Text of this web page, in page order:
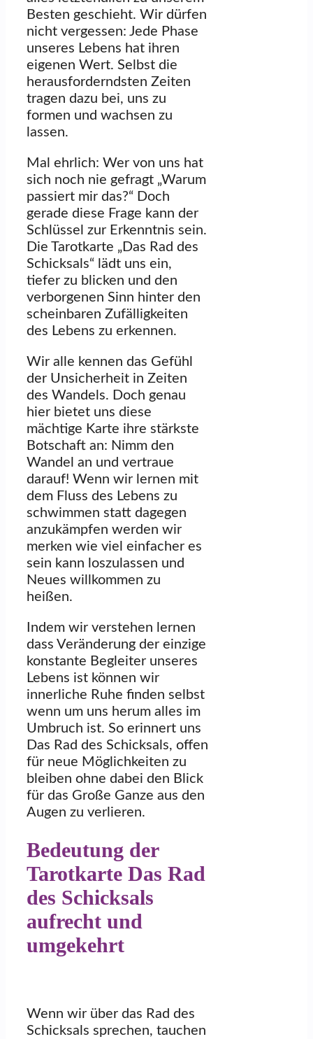
Besten geschieht. Wir dürfen
nicht vergessen: Jede Phase
unseres Lebens hat ihren
eigenen Wert. Selbst die
herausforderndsten Zeiten
tragen dazu bei, uns zu
formen und wachsen zu
lassen.
Mal ehrlich: Wer von uns hat
sich noch nie gefragt „Warum
passiert mir das?“ Doch
gerade diese Frage kann der
Schlüssel zur Erkenntnis sein.
Die Tarotkarte „Das Rad des
Schicksals“ lädt uns ein,
tiefer zu blicken und den
verborgenen Sinn hinter den
scheinbaren Zufälligkeiten
des Lebens zu erkennen.
Wir alle kennen das Gefühl
der Unsicherheit in Zeiten
des Wandels. Doch genau
hier bietet uns diese
mächtige Karte ihre stärkste
Botschaft an: Nimm den
Wandel an und vertraue
darauf! Wenn wir lernen mit
dem Fluss des Lebens zu
schwimmen statt dagegen
anzukämpfen werden wir
merken wie viel einfacher es
sein kann loszulassen und
Neues willkommen zu
heißen.
Indem wir verstehen lernen
dass Veränderung der einzige
konstante Begleiter unseres
Lebens ist können wir
innerliche Ruhe finden selbst
wenn um uns herum alles im
Umbruch ist. So erinnert uns
Das Rad des Schicksals, offen
für neue Möglichkeiten zu
bleiben ohne dabei den Blick
für das Große Ganze aus den
Augen zu verlieren.
Bedeutung der
Tarotkarte Das Rad
des Schicksals
aufrecht und
umgekehrt
Wenn wir über das Rad des
Schicksals sprechen, tauchen